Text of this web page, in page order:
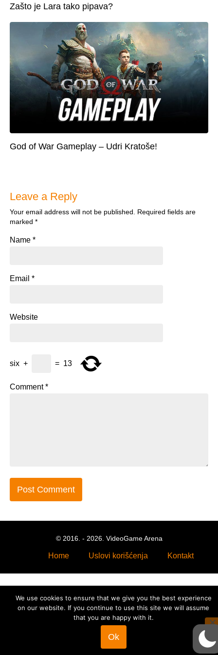
Zašto je Lara tako pipava?
God of War Gameplay – Udri Kratoše!
Leave a Reply
Your email address will not be published. Required fields are
marked *
Name *
Email *
Website
six + = 13
Comment*
© 2016. - 2026. VideoGame Arena
Home Uslovi korišćenja Kontakt
We use cookies to ensure that we give you the best experience
on our website. If you continue to use this site we will assume
that you are happy with it.
Ok